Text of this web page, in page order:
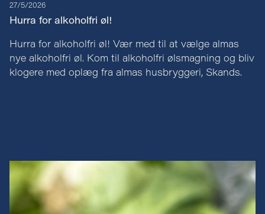
27/5/2026
Hurra for alkoholfri øl!
Hurra for alkoholfri øl! Vær med til at vælge almas
nye alkoholfri øl. Kom til alkoholfri ølsmagning og bliv
klogere med oplæg fra almas husbryggeri, Skands.